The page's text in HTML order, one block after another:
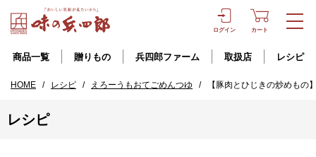
ログイン カート
商品一覧 贈りもの 兵四郎ファーム 取扱店 レシピ
HOME / レシピ / えろーうもおてごめんつゆ / 【豚肉とひじきの炒めもの
レシピ